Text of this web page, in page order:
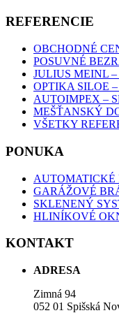
REFERENCIE
OBCHODNÉ
POSUVNÉ
JULIUS MEINL
OPTIKA SILOE
AUTOIMPEX –
MEŠŤANSKÝ
VŠETKY
PONUKA
AUTOMATICKÉ
GARÁŽOVÉ
SKLENENÝ
HLINÍKOVÉ
KONTAKT
ADRESA
Zimná 94
052 01 Spišská